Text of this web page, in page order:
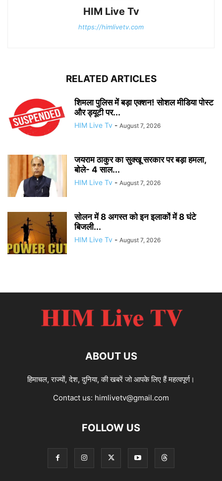
HIM Live Tv
https://himlivetv.com
RELATED ARTICLES
शिमला पुलिस में बड़ा एक्शन! सोशल मीडिया पोस्ट
और ड्यूटी पर...
HIM Live Tv - August 7, 2026
जयराम ठाकुर का सुक्खू सरकार पर बड़ा हमला,
बोले- 4 साल...
HIM Live Tv - August 7, 2026
सोलन में 8 अगस्त को इन इलाकों में 8 घंटे
बिजली...
HIM Live Tv - August 7, 2026
ABOUT US
हिमाचल, राज्यों, देश, दुनिया, की खबरें जो आपके लिए हैं महत्वपूर्ण।
Contact us: himlivetv@gmail.com
FOLLOW US